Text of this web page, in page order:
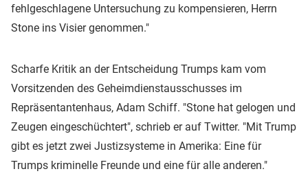
fehlgeschlagene Untersuchung zu kompensieren, Herrn
Stone ins Visier genommen."
Scharfe Kritik an der Entscheidung Trumps kam vom
Vorsitzenden des Geheimdienstausschusses im
Repräsentantenhaus, Adam Schiff. "Stone hat gelogen und
Zeugen eingeschüchtert", schrieb er auf Twitter. "Mit Trump
gibt es jetzt zwei Justizsysteme in Amerika: Eine für
Trumps kriminelle Freunde und eine für alle anderen."